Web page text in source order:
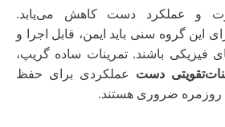
و عملکرد دست کاهش می‌یابد.
این گروه سنی باید ایمن، قابل اجرا و
فیزیکی باشند. تمرینات ساده گریپ،
دست عملکردی برای حفظ
روزمره ضروری هستند.